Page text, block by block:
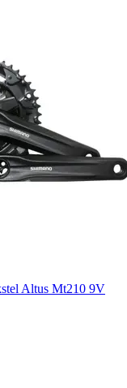
Altus Mt210 9V